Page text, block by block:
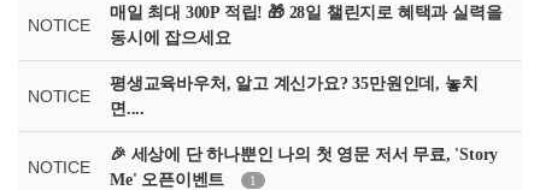
NOTICE
매일 최대 300P 적립! 🎁 28일 챌린지로 혜택과 실력을
동시에 잡으세요
NOTICE
평생교육바우처, 알고 계신가요? 35만원인데, 놓치
면....
NOTICE
🎉 세상에 단 하나뿐인 나의 첫 영문 저서 무료, 'Story
Me' 오픈이벤트
1